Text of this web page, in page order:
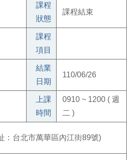
課程
狀態
課程結束
課程
項目
結業
日期
110/06/26
上課
時間
0910 ~ 1200 ( 週
二 )
：台北市萬華區內江街89號)